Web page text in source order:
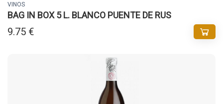
VINOS
BAG IN BOX 5 L. BLANCO PUENTE DE RUS
9.75 €